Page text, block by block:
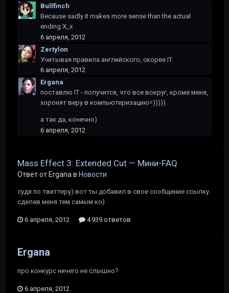
Bullfinch
Because sadly it makes more sense than the actual
ending X_x
6 апреля, 2012
Zertylon
Учитывая правила английского, скорее IT.
6 апреля, 2012
Ergana
поставлю IT - получится, что все вокруг, кроме меня,
хоронят веру в компьютеризацию=)))))
а так да, конечно)
6 апреля, 2012
Mass Effect 3: Extended Cut — Мини-FAQ
Ответ от Ergana в Новости
судя по твиттеру) вот ты добавил в свое сообщение ссылку.
сделав меня тем самым ко)
6 апреля, 2012 4 939 ответов
Ergana
про конкурс ничего не слышно?
6 апреля, 2012